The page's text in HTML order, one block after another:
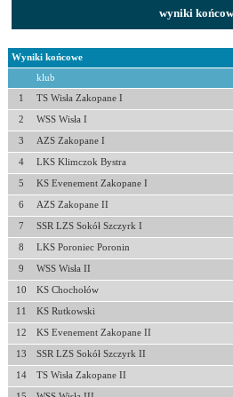
wyniki
Wyniki końcowe
klub
1 TS Wisła Zakopane I
2 WSS Wisła I
3 AZS Zakopane I
4 LKS Klimczok Bystra
5 KS Evenement Zakopane I
6 AZS Zakopane II
7 SSR LZS Sokół Szczyrk I
8 LKS Poroniec Poronin
9 WSS Wisła II
10 KS Chochołów
11 KS Rutkowski
12 KS Evenement Zakopane II
13 SSR LZS Sokół Szczyrk II
14 TS Wisła Zakopane II